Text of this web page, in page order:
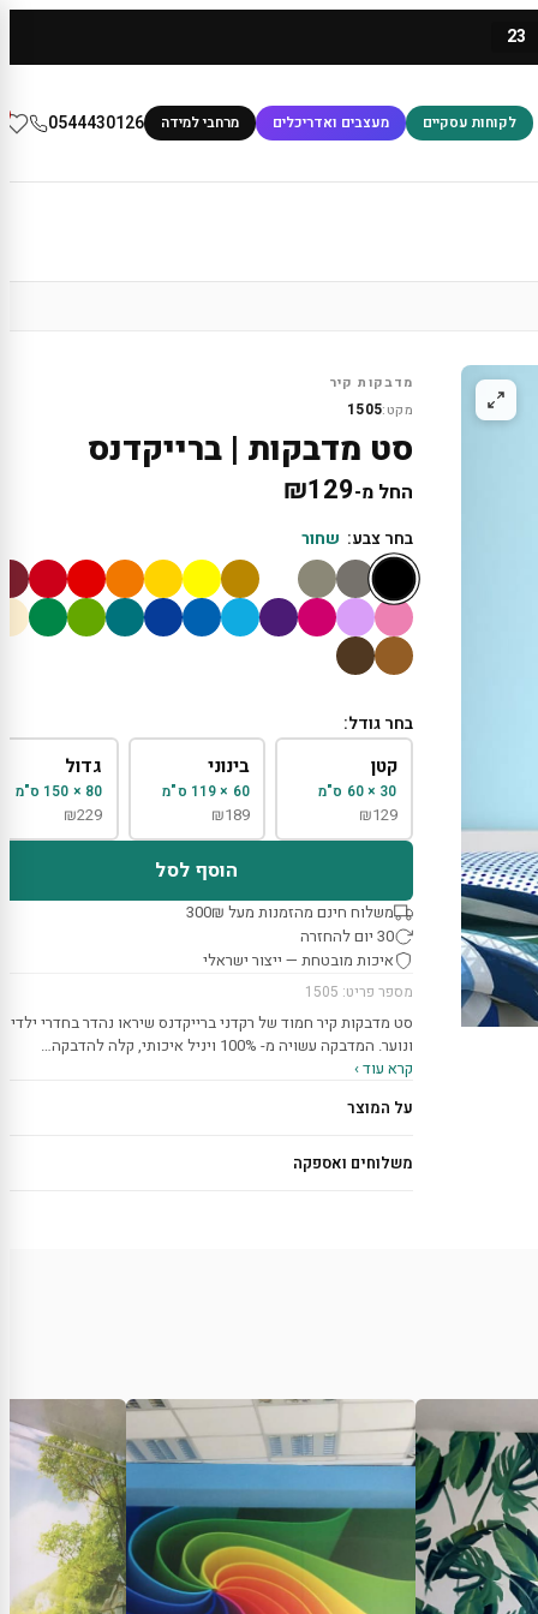
23
לקוחות עסקיים מעצבים ואדריכלים מרחבי למידה 0544430126
מדבקות קיר
מקט:1505
סט מדבקות | ברייקדנס
החל מ- ₪129
בחר צבע: שחור
בחר גודל:
קטן
30 × 60 ס"מ
₪129
בינוני
60 × 119 ס"מ
₪189
גדול
80 × 150 ס"מ
₪229
הוסף לסל
משלוח חינם מהזמנות מעל 300₪
30 יום להחזרה
איכות מובטחת — ייצור ישראלי
מספר פריט: 1505
סט מדבקות קיר חמוד של רקדני ברייקדנס שיראו נהדר בחדרי ילדים
ונוער. המדבקה עשויה מ- 100% ויניל איכותי, קלה להדבקה…
קרא עוד ›
על המוצר
משלוחים ואספקה